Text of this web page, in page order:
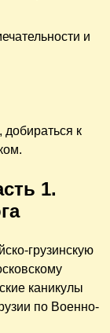
и
к
1.
грузинскую
каникулы
по Военно-